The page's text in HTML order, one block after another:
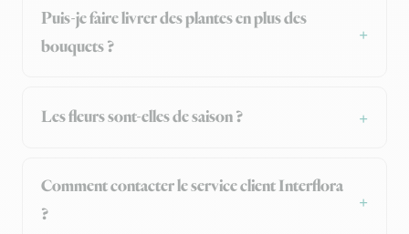
Puis-je faire livrer des plantes en plus des
bouquets ?
Les fleurs sont-elles de saison ?
Comment contacter le service client Interflora
?